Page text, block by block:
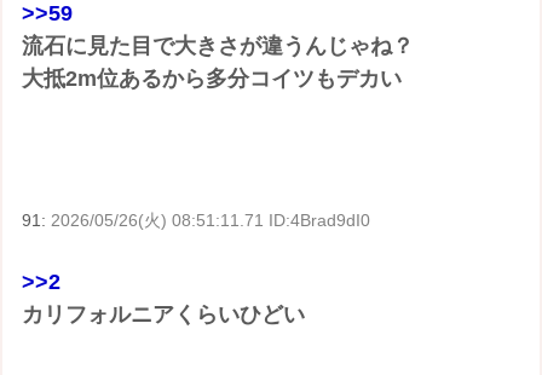
>>59
流石に見た目で大きさが違うんじゃね？
大抵2m位あるから多分コイツもデカい
91: 2026/05/26(火) 08:51:11.71 ID:4Brad9dI0
>>2
カリフォルニアくらいひどい